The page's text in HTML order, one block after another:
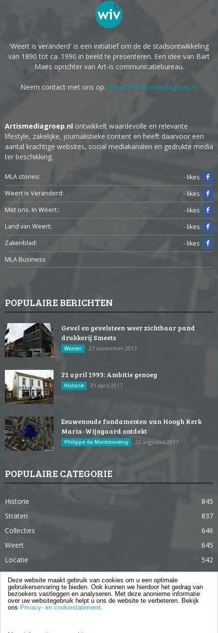
'Weert is veranderd' is een initiatief om de de stadsontwikkeling
van 1890 tot ca. 1990 in beeld te presenteren. Een idee van Bart
Maes oprichter van Art-is communicatiebureau.
Neem contact met ons op: redactie@artismediagroep.nl
Artismediagroep.nl ontwikkelt waardevolle en relevante
lifestyle, zakelijke, journalistieke content en heeft daarvoor een
aantal krachtige websites, social mediakanalen en gedrukte media
ter beschikking.
MLA stories:
- likes
Weert is Veranderd:
- likes
Met ons. In Weert.:
- likes
Land van Weert:
- likes
Zakenblad:
- likes
MLA Business
POPULAIRE BERICHTEN
Gevel en gevelsteen weer zichtbaar pand
drukkerij Smeets
Wonen 27 november 2017
21 april 1993: Ambitie genoeg
Historie 21 april 2017
Eeuwenoude fundamenten van Hoogh Kerk
Maria-Wijngaard ontdekt
Philippe de Montmorency 22 augustus 2017
POPULAIRE CATEGORIE
Historie
845
Straten
837
Collecties
646
Weert
645
Locatie
542
Weert in 365 dagen
363
Gebouwen
285
Lifestyle
Deze website maakt gebruik van cookies om u een optimale
gebruikerservaring te bieden. Ook kunnen we hierdoor het gedrag van
bezoekers vastleggen en analyseren. Met deze anonieme informatie
over uw websitegebruik helpt u ons de website te verbeteren. Bekijk
ons Privacy- en cookiestatement.